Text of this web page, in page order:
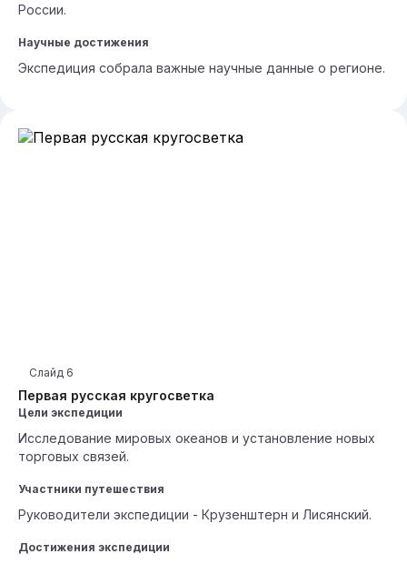
России.
Научные достижения
Экспедиция собрала важные научные данные о регионе.
Первая русская кругосветка
Слайд 6
Цели экспедиции
Исследование мировых океанов и установление новых
торговых связей.
Участники путешествия
Руководители экспедиции - Крузенштерн и Лисянский.
Достижения экспедиции